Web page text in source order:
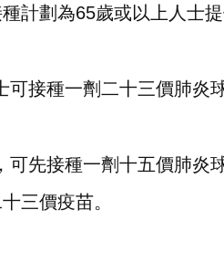
計劃為65歲或以上人士
可接種一劑二十三價肺炎
可先接種一劑十五價肺炎
三價疫苗。